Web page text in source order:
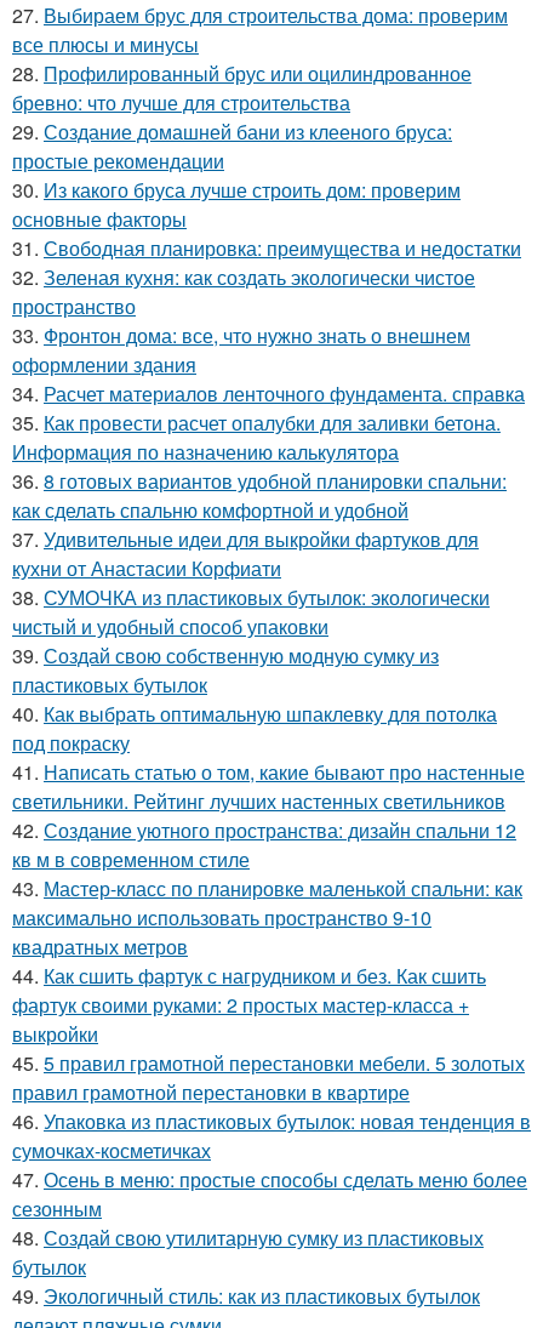
27. Выбираем брус для строительства дома: проверим
все плюсы и минусы
28. Профилированный брус или оцилиндрованное
бревно: что лучше для строительства
29. Создание домашней бани из клееного бруса:
простые рекомендации
30. Из какого бруса лучше строить дом: проверим
основные факторы
31. Свободная планировка: преимущества и недостатки
32. Зеленая кухня: как создать экологически чистое
пространство
33. Фронтон дома: все, что нужно знать о внешнем
оформлении здания
34. Расчет материалов ленточного фундамента. справка
35. Как провести расчет опалубки для заливки бетона.
Информация по назначению калькулятора
36. 8 готовых вариантов удобной планировки спальни:
как сделать спальню комфортной и удобной
37. Удивительные идеи для выкройки фартуков для
кухни от Анастасии Корфиати
38. СУМОЧКА из пластиковых бутылок: экологически
чистый и удобный способ упаковки
39. Создай свою собственную модную сумку из
пластиковых бутылок
40. Как выбрать оптимальную шпаклевку для потолка
под покраску
41. Написать статью о том, какие бывают про настенные
светильники. Рейтинг лучших настенных светильников
42. Создание уютного пространства: дизайн спальни 12
кв м в современном стиле
43. Мастер-класс по планировке маленькой спальни: как
максимально использовать пространство 9-10
квадратных метров
44. Как сшить фартук с нагрудником и без. Как сшить
фартук своими руками: 2 простых мастер-класса +
выкройки
45. 5 правил грамотной перестановки мебели. 5 золотых
правил грамотной перестановки в квартире
46. Упаковка из пластиковых бутылок: новая тенденция в
сумочках-косметичках
47. Осень в меню: простые способы сделать меню более
сезонным
48. Создай свою утилитарную сумку из пластиковых
бутылок
49. Экологичный стиль: как из пластиковых бутылок